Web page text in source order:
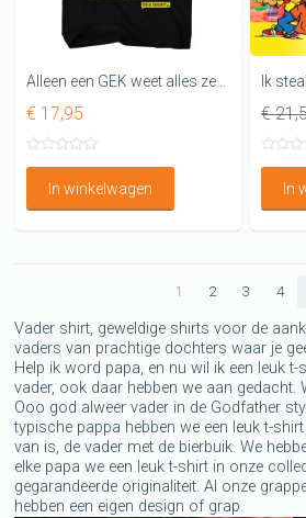
Alleen een GEK weet alles zeker LEUK SHIRT
€ 17,95
In winkelwagen
€
In
1 2 3 4
Vader shirt, geweldige shirts voor de
vaders van prachtige dochters waar je
Help ik word papa, en nu wil ik een leuk
vader, ook daar hebben we aan gedacht.
Ooo god alweer vader in de Godfather
typische pappa hebben we een leuk t-
van is, de vader met de bierbuik. We
elke papa we een leuk t-shirt in onze
gegarandeerde originaliteit. Al onze
hebben een eigen design of grap.